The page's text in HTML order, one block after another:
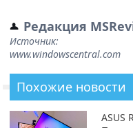
Редакция
Источник:
www.windowscentral.com
Похожие новости
ASUS